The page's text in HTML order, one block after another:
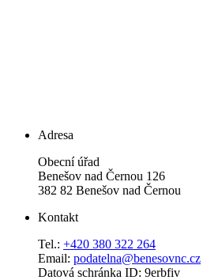
Adresa
Obecní úřad
Benešov nad Černou 126
382 82 Benešov nad Černou
Kontakt
Tel.: +420 380 322 264
Email: podatelna@benesovnc.cz
Datová schránka ID: 9erbfiv